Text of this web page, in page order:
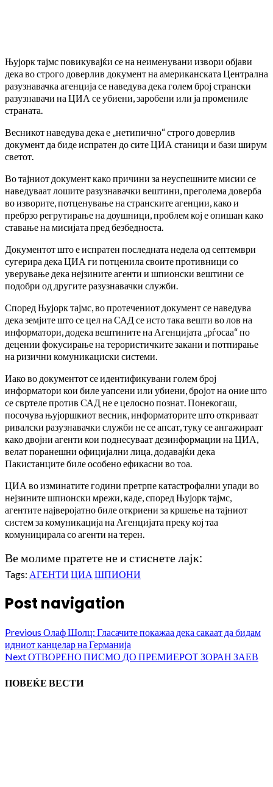
Њујорк тајмс повикувајќи се на неименувани извори објави
дека во строго доверлив документ на американската Централна
разузнавачка агенција се наведува дека голем број странски
разузнавачи на ЦИА се убиени, заробени или ја промениле
страната.
Весникот наведува дека е „нетипично“ строго доверлив
документ да биде испратен до сите ЦИА станици и бази ширум
светот.
Во тајниот документ како причини за неуспешните мисии се
наведуваат лошите разузнавачки вештини, преголема доверба
во изворите, потценување на странските агенции, како и
пребрзо регрутирање на доушници, проблем кој е опишан како
ставање на мисијата пред безбедноста.
Документот што е испратен последната недела од септември
сугерира дека ЦИА ги потценила своите противници со
уверување дека нејзините агенти и шпионски вештини се
подобри од другите разузнавачки служби.
Според Њујорк тајмс, во протечениот документ се наведува
дека земјите што се цел на САД се исто така вешти во лов на
информатори, додека вештините на Агенцијата „рѓосаа“ по
децении фокусирање на терористичките закани и потпирање
на ризични комуникациски системи.
Иако во документот се идентификувани голем број
информатори кои биле уапсени или убиени, бројот на оние што
се свртеле против САД не е целосно познат. Понекогаш,
посочува њујоршкиот весник, информаторите што откриваат
ривалски разузнавачки служби не се апсат, туку се ангажираат
како двојни агенти кои поднесуваат дезинформации на ЦИА,
велат поранешни официјални лица, додавајќи дека
Пакистанците биле особено ефикасни во тоа.
ЦИА во изминатите години претрпе катастрофални упади во
нејзините шпионски мрежи, каде, според Њујорк тајмс,
агентите најверојатно биле откриени за кршење на тајниот
систем за комуникација на Агенцијата преку кој таа
комуницирала со агенти на терен.
Ве молиме пратете не и стиснете лајк:
Tags: АГЕНТИ ЦИА ШПИОНИ
Post navigation
Previous Олаф Шолц: Гласачите покажаа дека сакаат да бидам
идниот канцелар на Германија
NextОТВОРЕНО ПИСМО ДО ПРЕМИЕРOT ЗОРАН ЗАЕВ
ПОВЕЌЕ ВЕСТИ